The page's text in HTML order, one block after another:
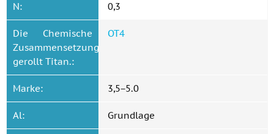
N: 0,3
Die Chemische
Zusammensetzung
gerollt Titan.:
ОТ4
Marke: 3,5−5.0
Al: Grundlage